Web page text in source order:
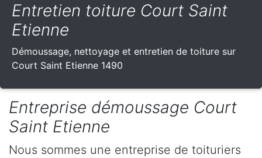
Entretien toiture Court Saint
Etienne
Démoussage, nettoyage et entretien de toiture sur
Court Saint Etienne 1490
Entreprise démoussage Court
Saint Etienne
Nous sommes une entreprise de toituriers